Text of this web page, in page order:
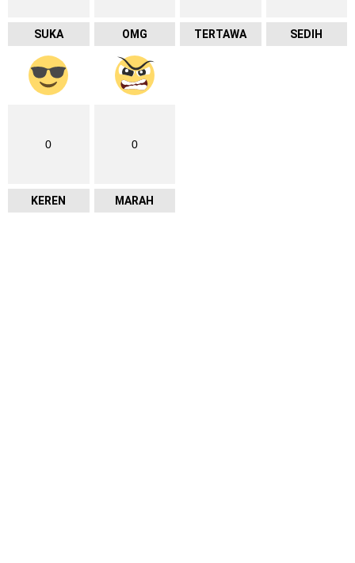
SUKA OMG TERTAWA SEDIH
0
KEREN
0
MARAH